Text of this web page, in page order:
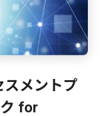
スメントプ
for